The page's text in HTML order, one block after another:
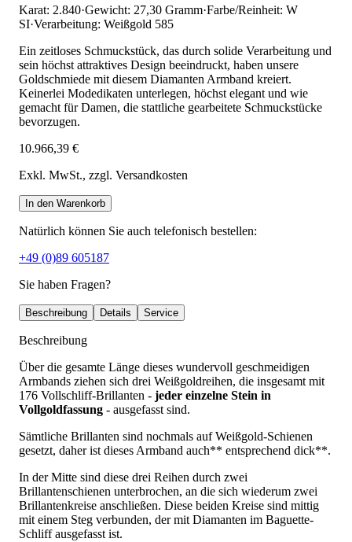
Karat: 2.840·Gewicht: 27,30 Gramm·Farbe/Reinheit: W
SI·Verarbeitung: Weißgold 585
Ein zeitloses Schmuckstück, das durch solide Verarbeitung und
sein höchst attraktives Design beeindruckt, haben unsere
Goldschmiede mit diesem Diamanten Armband kreiert.
Keinerlei Modedikaten unterlegen, höchst elegant und wie
gemacht für Damen, die stattliche gearbeitete Schmuckstücke
bevorzugen.
10.966,39 €
Exkl. MwSt., zzgl. Versandkosten
In den Warenkorb
Natürlich können Sie auch telefonisch bestellen:
+49 (0)89 605187
Sie haben Fragen?
Beschreibung Details Service
Beschreibung
Über die gesamte Länge dieses wundervoll geschmeidigen
Armbands ziehen sich drei Weißgoldreihen, die insgesamt mit
176 Vollschliff-Brillanten - jeder einzelne Stein in
Vollgoldfassung - ausgefasst sind.
Sämtliche Brillanten sind nochmals auf Weißgold-Schienen
gesetzt, daher ist dieses Armband auch** entsprechend dick**.
In der Mitte sind diese drei Reihen durch zwei
Brillantenschienen unterbrochen, an die sich wiederum zwei
Brillantenkreise anschließen. Diese beiden Kreise sind mittig
mit einem Steg verbunden, der mit Diamanten im Baguette-
Schliff ausgefasst ist.